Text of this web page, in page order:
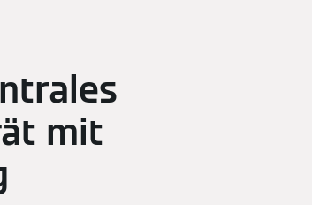
mit